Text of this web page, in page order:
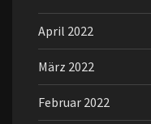
April 2022
März 2022
Februar 2022